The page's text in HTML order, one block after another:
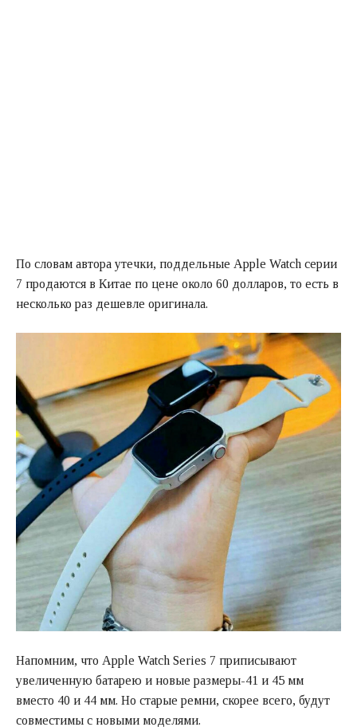
По словам автора утечки, поддельные Apple Watch серии
7 продаются в Китае по цене около 60 долларов, то есть в
несколько раз дешевле оригинала.
Напомним, что Apple Watch Series 7 приписывают
увеличенную батарею и новые размеры-41 и 45 мм
вместо 40 и 44 мм. Но старые ремни, скорее всего, будут
совместимы с новыми моделями.